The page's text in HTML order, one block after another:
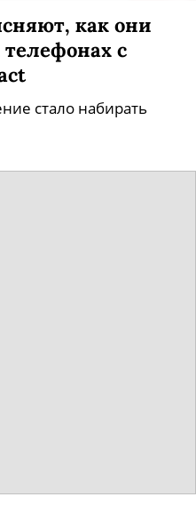
как они
c
стало набирать